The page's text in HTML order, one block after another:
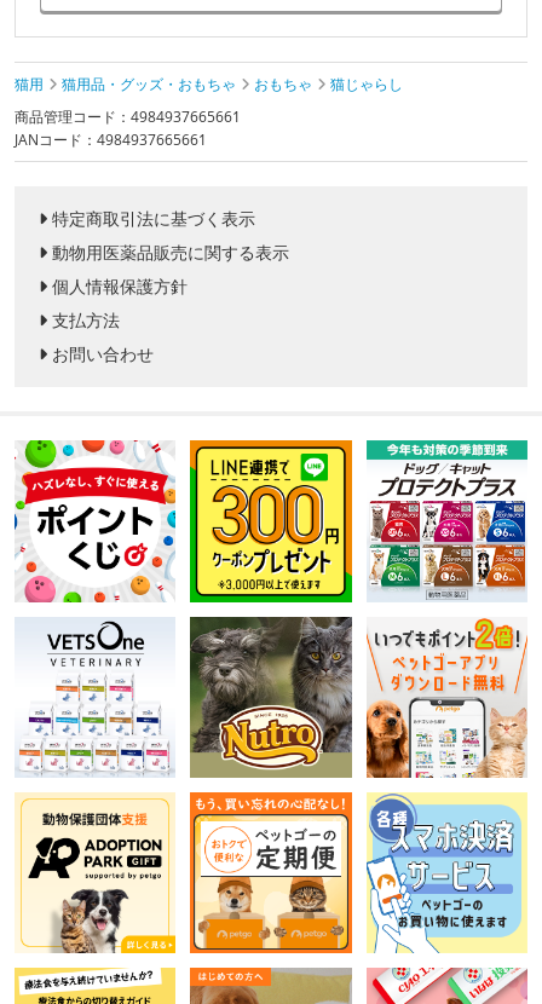
猫用 猫用品・グッズ・おもちゃ おもちゃ
猫じゃらし
商品管理コード：4984937665661
JANコード：4984937665661
特定商取引法に基づく表示
動物用医薬品販売に関する表示
個人情報保護方針
支払方法
お問い合わせ